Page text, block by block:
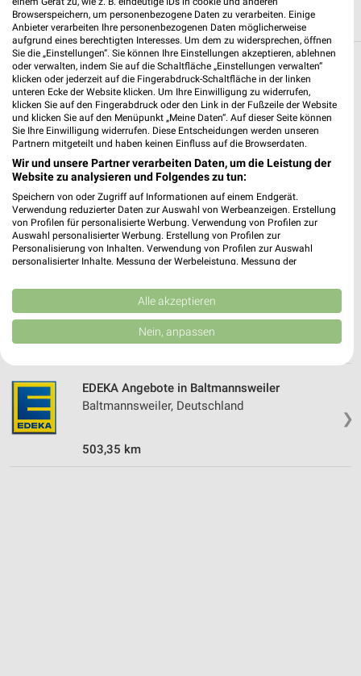
Weitere EDEKA Geschäfte mit Angeboten in
und um Schorndorf
4 Geschäfte und Orte
EDEKA Angebote in Plüderhausen
Plüderhausen, Deutschland
493,11 km
❯
Rudersberg, Deutschland
487,92 km
❯
EDEKA Angebote in Baltmannsweiler
Baltmannsweiler, Deutschland
503,35 km
Browserspeichern, um personenbezogene Daten zu verarbeiten. Einige
Anbieter verarbeiten Ihre personenbezogenen Daten möglicherweise
aufgrund eines berechtigten Interesses. Um dem zu widersprechen, öffnen
Sie die „Einstellungen“. Sie können Ihre Einstellungen akzeptieren, ablehnen
oder verwalten, indem Sie auf die Schaltfläche „Einstellungen verwalten“
klicken oder jederzeit auf die Fingerabdruck-Schaltfläche in der linken
unteren Ecke der Website klicken. Um Ihre Einwilligung zu widerrufen,
klicken Sie auf den Fingerabdruck oder den Link in der Fußzeile der Website
und klicken Sie auf den Menüpunkt „Meine Daten“. Auf dieser Seite können
Sie Ihre Einwilligung widerrufen. Diese Entscheidungen werden unseren
Partnern mitgeteilt und haben keinen Einfluss auf die Browserdaten.
Wir und unsere Partner verarbeiten Daten, um die Leistung der
Website zu analysieren und Folgendes zu tun:
Speichern von oder Zugriff auf Informationen auf einem Endgerät.
Verwendung reduzierter Daten zur Auswahl von Werbeanzeigen. Erstellung
von Profilen für personalisierte Werbung. Verwendung von Profilen zur
Auswahl personalisierter Werbung. Erstellung von Profilen zur
Personalisierung von Inhalten. Verwendung von Profilen zur Auswahl
personalisierter Inhalte. Messung der Werbeleistung. Messung der
Kombinationen von Daten aus verschiedenen Quellen. Entwicklung und
Verbesserung der Angebote. Verwendung reduzierter Daten zur Auswahl
von Inhalten.
Daten können außerhalb der Europäischen Union weitergegeben und in die
Website/App.
Partnerliste anzeigen (1 IAB-Anbieter)
Wir nutzen Ihre Daten für folgende Zwecke:
IAB-Verarbeitungszwecke:
Speichern von oder Zugriff auf Informationen
Alle akzeptieren
Nein, anpassen